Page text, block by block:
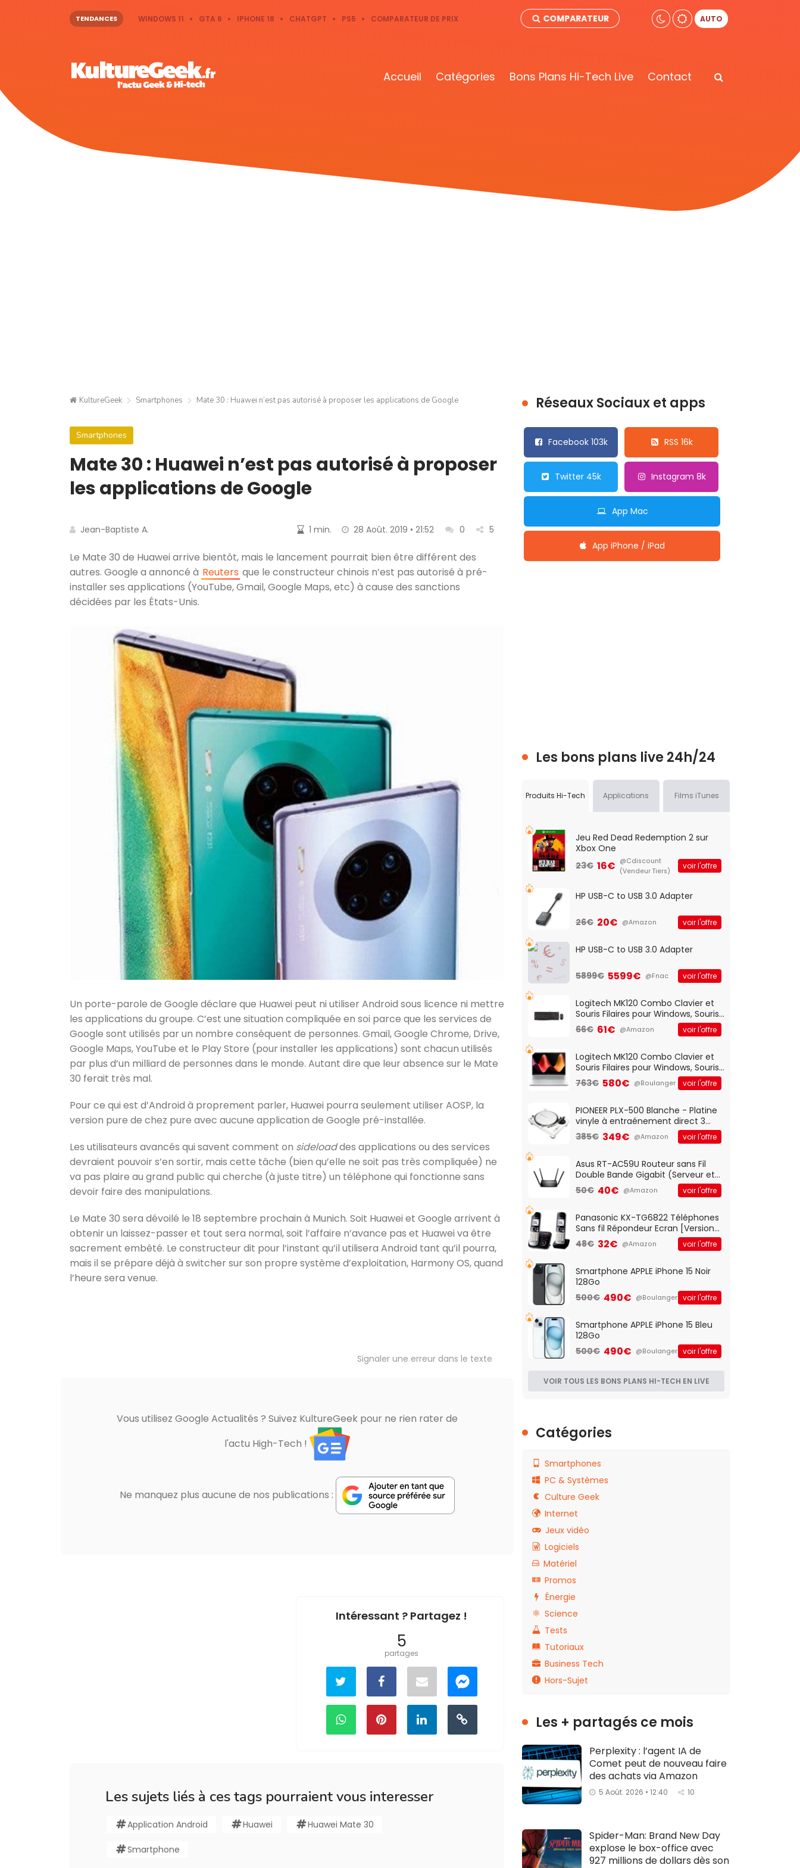
TENDANCES WINDOWS 11 GTA 6 IPHONE 18 CHATGPT PS5 COMPARATEUR DE PRIX COMPARATEUR AUTO
Accueil Catégories Bons Plans Hi-Tech Live Contact
KultureGeek Smartphones Mate 30 : Huawei n’est pas autorisé à proposer les applications de Google
Smartphones
Mate 30 : Huawei n’est pas autorisé à proposer
les applications de Google
Jean-Baptiste A. 1 min. 28 Août. 2019 • 21:52 0 5
Le Mate 30 de Huawei arrive bientôt, mais le lancement pourrait bien être différent des
autres. Google a annoncé à Reuters que le constructeur chinois n’est pas autorisé à pré-
installer ses applications (YouTube, Gmail, Google Maps, etc) à cause des sanctions
décidées par les États-Unis.
Un porte-parole de Google déclare que Huawei peut ni utiliser Android sous licence ni mettre
les applications du groupe. C’est une situation compliquée en soi parce que les services de
Google sont utilisés par un nombre conséquent de personnes. Gmail, Google Chrome, Drive,
Google Maps, YouTube et le Play Store (pour installer les applications) sont chacun utilisés
par plus d’un milliard de personnes dans le monde. Autant dire que leur absence sur le Mate
30 ferait très mal.
Pour ce qui est d’Android à proprement parler, Huawei pourra seulement utiliser AOSP, la
version pure de chez pure avec aucune application de Google pré-installée.
Les utilisateurs avancés qui savent comment on sideloaddes applications ou des services
devraient pouvoir s’en sortir, mais cette tâche (bien qu’elle ne soit pas très compliquée) ne
va pas plaire au grand public qui cherche (à juste titre) un téléphone qui fonctionne sans
devoir faire des manipulations.
Le Mate 30 sera dévoilé le 18 septembre prochain à Munich. Soit Huawei et Google arrivent à
obtenir un laissez-passer et tout sera normal, soit l’affaire n’avance pas et Huawei va être
sacrement embêté. Le constructeur dit pour l’instant qu’il utilisera Android tant qu’il pourra,
mais il se prépare déjà à switcher sur son propre système d’exploitation, Harmony OS, quand
l’heure sera venue.
Signaler une erreur dans le texte
Vous utilisez Google Actualités ? Suivez KultureGeek pour ne rien rater de
l'actu High-Tech !
Ne manquez plus aucune de nos publications :
Intéressant ? Partagez !
5
partages
Les sujets liés à ces tags pourraient vous interesser
Application Android Huawei Huawei Mate 30
Smartphone
Réseaux Sociaux et apps
Facebook 103k RSS 16k
Twitter 45k Instagram 8k
App Mac
App iPhone / iPad
Les bons plans live 24h/24
Produits Hi-Tech Applications Films iTunes
Jeu Red Dead Redemption 2 sur
Xbox One
23€ 16€ @Cdiscount
(Vendeur Tiers)
voir l'offre
HP USB-C to USB 3.0 Adapter
26€ 20€ @Amazon voir l'offre
HP USB-C to USB 3.0 Adapter
5899€ 5599€ @Fnac voir l'offre
Logitech MK120 Combo Clavier et
Souris Filaires pour Windows, Souris
Optique Filaire, Connexion USB Plug
And Play, Confortable, Taille
QWERTY UK - Noir
66€ 61€ @Amazon voir l'offre
Logitech MK120 Combo Clavier et
Souris Filaires pour Windows, Souris
Optique Filaire, Connexion USB Plug
And Play, Confortable, Taille
QWERTY UK - Noir
763€ 580€ @Boulanger voir l'offre
PIONEER PLX-500 Blanche - Platine
vinyle à entraénement direct 3
vitesses (33-45-78 trs/min) avec
pre-ampli intégré et port USB
385€ 349€ @Amazon voir l'offre
Asus RT-AC59U Routeur sans Fil
Double Bande Gigabit (Serveur et
Client VPN, Triple Vlan, Mode Point
d'accès et Bridge, contrôle
50€ 40€ @Amazon voir l'offre
Panasonic KX-TG6822 Téléphones
Sans fil Répondeur Ecran [Version
Française]
48€ 32€ @Amazon voir l'offre
Smartphone APPLE iPhone 15 Noir
128Go
500€ 490€ @Boulanger voir l'offre
Smartphone APPLE iPhone 15 Bleu
128Go
500€ 490€ @Boulanger voir l'offre
VOIR TOUS LES BONS PLANS HI-TECH EN LIVE
Catégories
Smartphones
PC & Systèmes
Culture Geek
Internet
Jeux vidéo
Logiciels
Matériel
Promos
Énergie
Science
Tests
Tutoriaux
Business Tech
Hors-Sujet
Les + partagés ce mois
Perplexity : l’agent IA de
Comet peut de nouveau faire
des achats via Amazon
5 Août. 2026 • 12:40 10
Spider-Man: Brand New Day
explose le box-office avec
927 millions de dollars dès son